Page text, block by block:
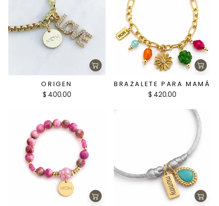
Agregar
al
carrito
ORIGEN
$ 400.00
al
BRAZALETE PARA MAMÁ
$ 420.00
Agregar